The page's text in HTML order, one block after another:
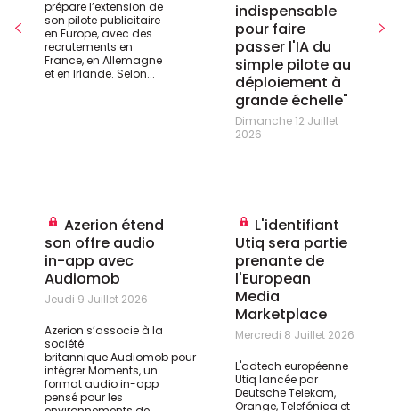
prépare l’extension de
son pilote publicitaire
en Europe, avec des
recrutements en
France, en Allemagne
et en Irlande. Selon...
indispensable
pour faire
passer l'IA du
simple pilote au
déploiement à
grande échelle"
Dimanche 12 Juillet
2026
Azerion étend
son offre audio
in-app avec
Audiomob
Jeudi 9 Juillet 2026
Azerion s’associe à la
société
britanniqueAudiomobpour
intégrer Moments, un
format audio in-app
pensé pour les
L'identifiant
Utiq sera partie
prenante de
l'European
Media
Marketplace
Mercredi 8 Juillet 2026
L'adtech européenne
Utiq lancée par
Deutsche Telekom,
Orange, Telefónica et